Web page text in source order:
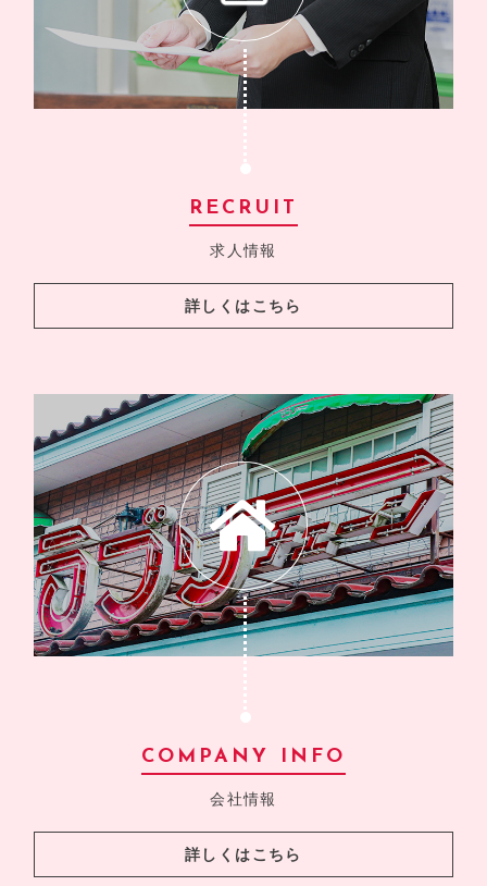
RECRUIT
求人情報
詳しくはこちら
COMPANY INFO
会社情報
詳しくはこちら